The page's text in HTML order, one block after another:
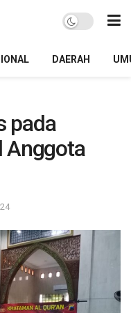
DAERAH
pada
Anggota